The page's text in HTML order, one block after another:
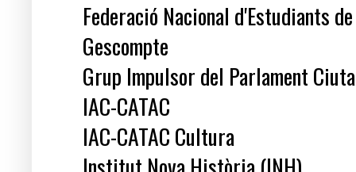
Federació Nacional d'Estudiants
Gescompte
Grup Impulsor del Parlament
IAC-CATAC
IAC-CATAC Cultura